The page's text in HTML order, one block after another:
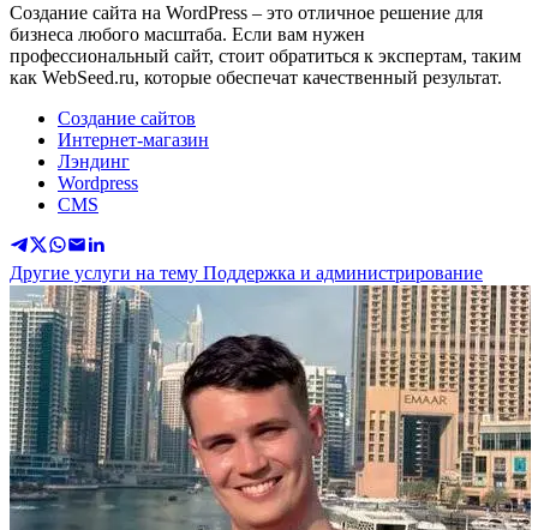
Создание сайта на WordPress – это отличное решение для
бизнеса любого масштаба. Если вам нужен
профессиональный сайт, стоит обратиться к экспертам, таким
как WebSeed.ru, которые обеспечат качественный результат.
Создание сайтов
Интернет-магазин
Лэндинг
Wordpress
CMS
Другие услуги на тему Поддержка и администрирование